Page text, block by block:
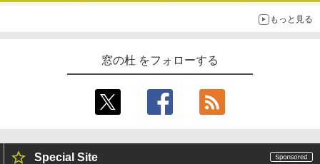
Amazon Kindle - 目に優しい、かさばら
ない、大きな画面で読みやすい、6週間持
書籍リーダー、ブラック、16GB、広告な
もっと見る
窓の杜 をフォローする
Special Site